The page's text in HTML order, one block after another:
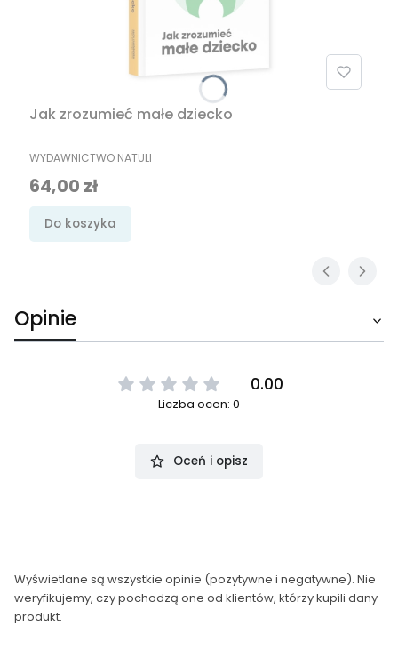
Jak zrozumieć małe dziecko
PRODUCENT
WYDAWNICTWO NATULI
Cena
64,00 zł
Do koszyka
Opinie
0.00
Liczba ocen: 0
Oceń i opisz
Wyświetlane są wszystkie opinie (pozytywne i negatywne). Nie
weryfikujemy, czy pochodzą one od klientów, którzy kupili dany
produkt.